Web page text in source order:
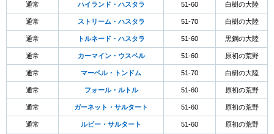
通常 ハイランド・ハスタラ 51-60 白樹の大陸
通常 ストリーム・ハスタラ 51-70 白樹の大陸
通常 トルネード・ハスタラ 51-60 黒鋼の大陸
通常 カーマイン・ウスペル 51-60 原初の荒野
通常 マーベル・トンドム 51-70 白樹の大陸
通常 フォール・ルトル 51-60 原初の荒野
通常 ガーネット・サルタート 51-60 原初の荒野
通常 ルビー・サルタート 51-60 原初の荒野